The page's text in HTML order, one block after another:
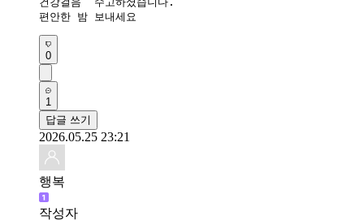
편안한 밤 보내세요
0
1
답글 쓰기
2026.05.25 23:21
행복
작성자